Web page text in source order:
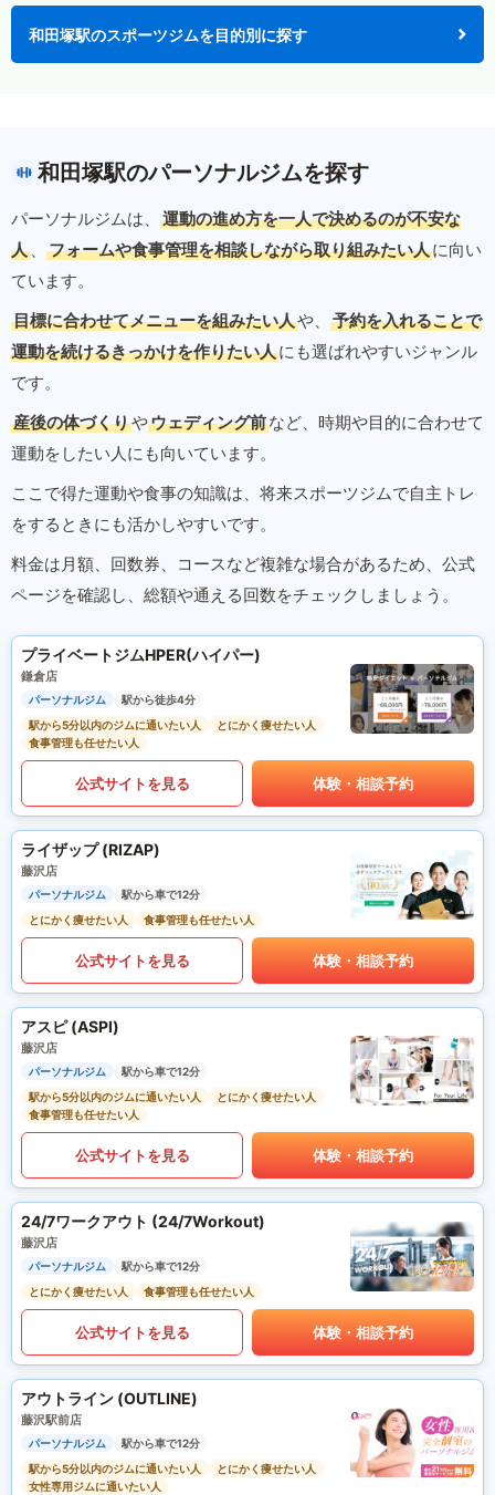
和田塚駅のスポーツジムを目的別に探す
和田塚駅のパーソナルジムを探す
パーソナルジムは、
運動の進め方を一人で決めるのが不安な
人 、 フォームや食事管理を相談しながら取り組みたい人に向い
ています。
目標に合わせてメニューを組みたい人や、
予約を入れることで
運動を続けるきっかけを作りたい人にも選ばれやすいジャンル
です。
産後の体づくりやウェディング前など、時期や目的に合わせて
運動をしたい人にも向いています。
ここで得た運動や食事の知識は、将来スポーツジムで自主トレ
をするときにも活かしやすいです。
料金は月額、回数券、コースなど複雑な場合があるため、公式
ページを確認し、総額や通える回数をチェックしましょう。
プライベートジムHPER(ハイパー)
鎌倉店
パーソナルジム
駅から徒歩4分
駅から5分以内のジムに通いたい人
とにかく痩せたい人
食事管理も任せたい人
公式サイトを見る 体験・相談予約
ライザップ (RIZAP)
藤沢店
パーソナルジム
駅から車で12分
とにかく痩せたい人
食事管理も任せたい人
公式サイトを見る 体験・相談予約
アスピ (ASPI)
藤沢店
パーソナルジム
駅から車で12分
駅から5分以内のジムに通いたい人
とにかく痩せたい人
食事管理も任せたい人
公式サイトを見る 体験・相談予約
24/7ワークアウト (24/7Workout)
藤沢店
パーソナルジム
駅から車で12分
とにかく痩せたい人
食事管理も任せたい人
公式サイトを見る 体験・相談予約
アウトライン (OUTLINE)
藤沢駅前店
パーソナルジム
駅から車で12分
駅から5分以内のジムに通いたい人
とにかく痩せたい人
女性専用ジムに通いたい人